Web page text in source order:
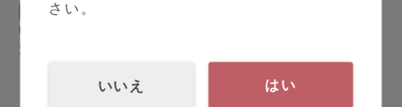
消化器外科
転移を見極め手術の負担を
減らす！SNNSによるがん
さい。
いいえ はい